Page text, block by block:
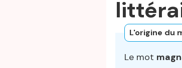
L'origine du
Le mot